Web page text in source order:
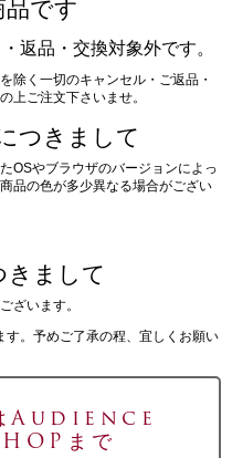
品です
返品・交換対象外です。
除く一切のキャンセル・ご返品・
上ご注文下さいませ。
つきまして
OSやブラウザのバージョンによっ
品の色が多少異なる場合がござい
きまして
ざいます。
。予めご了承の程、宜しくお願い
Audience
まで